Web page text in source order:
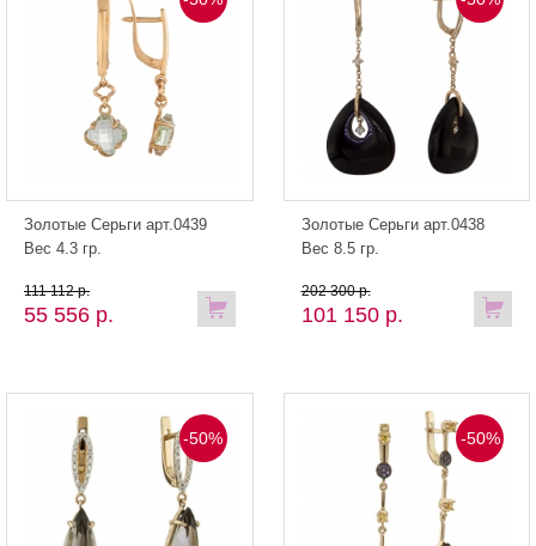
Золотые Серьги арт.0439
Вес 4.3 гр.
55 556 р.
111 112 р.
Золотые Серьги арт.0438
Вес 8.5 гр.
101 150 р.
202 300 р.
-50% -50%